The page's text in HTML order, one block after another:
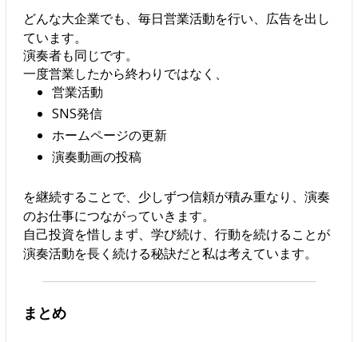
どんな大企業でも、毎日営業活動を行い、広告を出し
ています。
演奏者も同じです。
一度営業したから終わりではなく、
営業活動
SNS発信
ホームページの更新
演奏動画の投稿
を継続することで、少しずつ信頼が積み重なり、演奏
のお仕事につながっていきます。
自己投資を惜しまず、学び続け、行動を続けることが
演奏活動を長く続ける秘訣だと私は考えています。
まとめ